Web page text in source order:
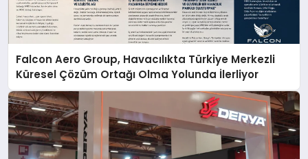
Falcon Aero Group, Havacılıkta Türkiye Merkezli
Küresel Çözüm Ortağı Olma Yolunda İlerliyor